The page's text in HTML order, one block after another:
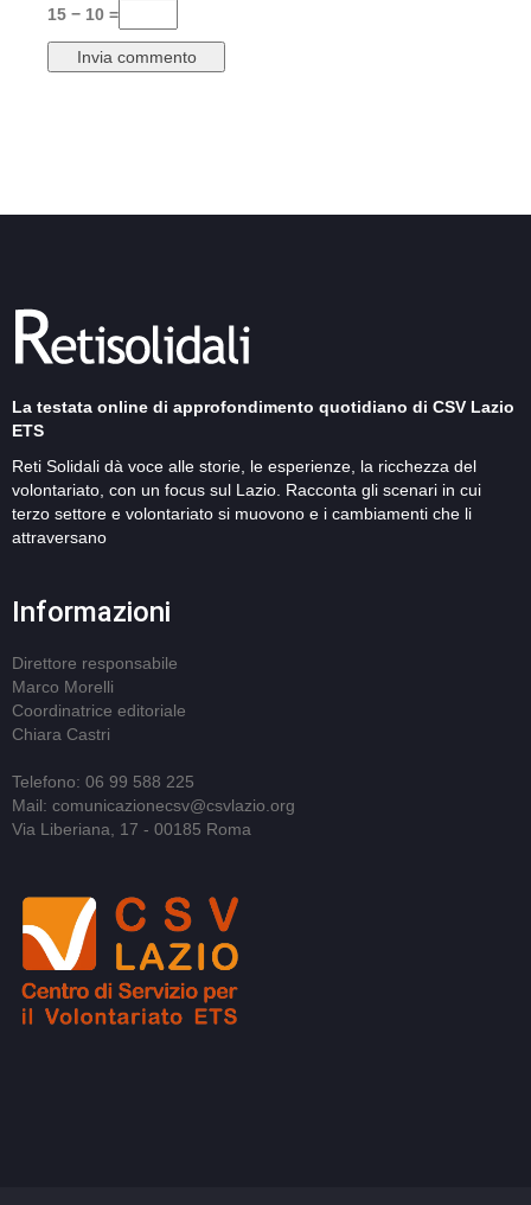
15 − 10 =
La testata online di approfondimento quotidiano di CSV Lazio
ETS
Reti Solidali dà voce alle storie, le esperienze, la ricchezza del
volontariato, con un focus sul Lazio. Racconta gli scenari in cui
terzo settore e volontariato si muovono e i cambiamenti che li
attraversano
Informazioni
Direttore responsabile
Marco Morelli
Coordinatrice editoriale
Chiara Castri
Telefono: 06 99 588 225
Mail: comunicazionecsv@csvlazio.org
Via Liberiana, 17 - 00185 Roma